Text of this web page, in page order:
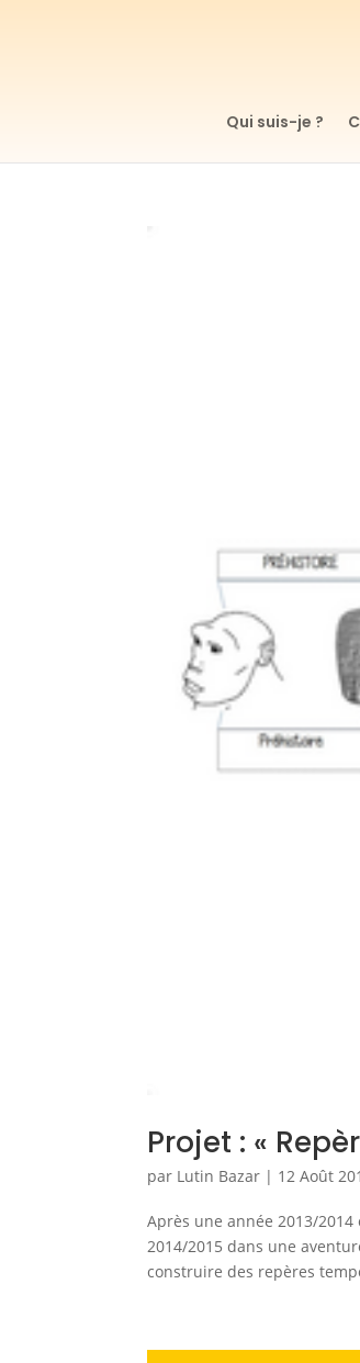
Qui suis-je ?
Projet : «
par Lutin Bazar | 12 Août
Après une année 2013/
2014/2015 dans une
construire des repères